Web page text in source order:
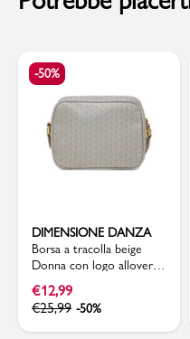
-50%
DIMENSIONE DANZA
Borsa a tracolla beige
Donna con logo allover
Dimensione Danza
€12,99
€25,99 -50%